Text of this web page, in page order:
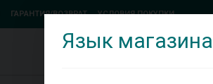
ГАРАНТИЯ/ВОЗВРАТ УСЛОВИЯ ПОКУПКИ
Язык магазина